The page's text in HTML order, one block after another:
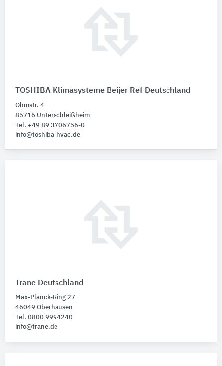
TOSHIBA Klimasysteme Beijer Ref Deutschland
Ohmstr. 4
85716 Unterschleißheim
Tel. +49 89 3706756-0
info@toshiba-hvac.de
Trane Deutschland
Max-Planck-Ring 27
46049 Oberhausen
Tel. 0800 9994240
info@trane.de